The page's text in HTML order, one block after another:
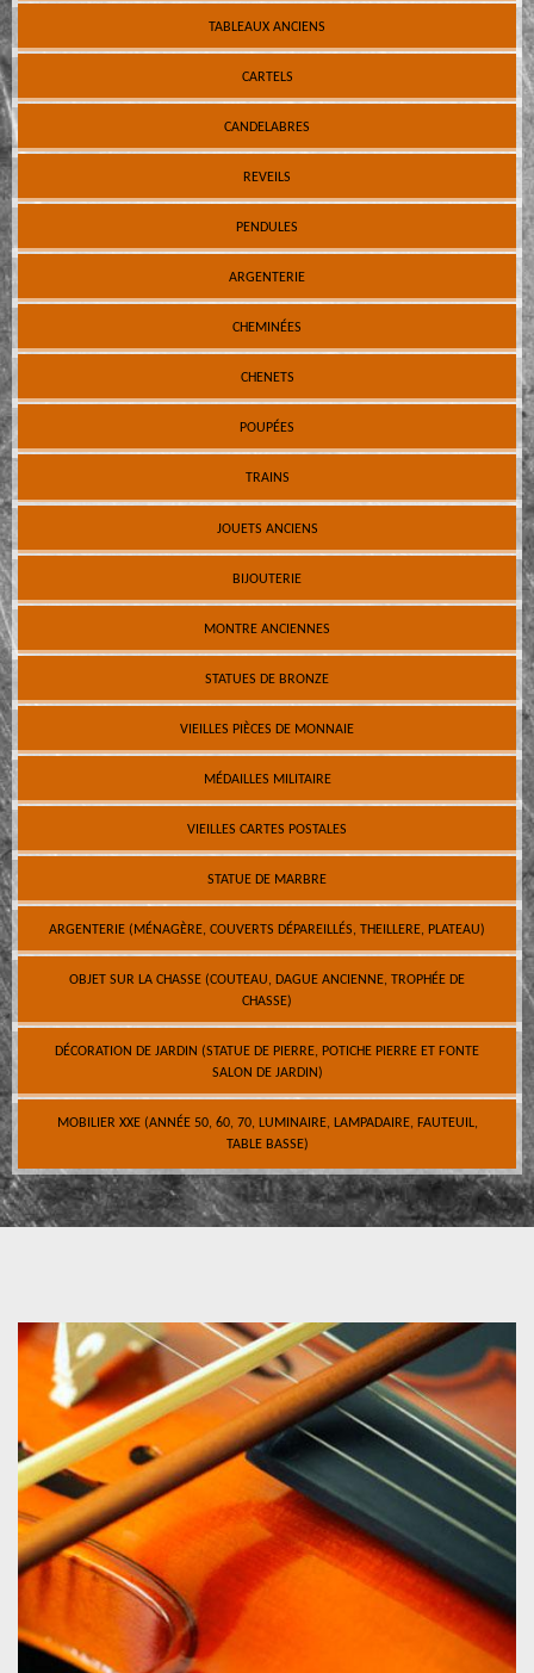
TABLEAUX ANCIENS
CARTELS
CANDELABRES
REVEILS
PENDULES
ARGENTERIE
CHEMINÉES
CHENETS
POUPÉES
TRAINS
JOUETS ANCIENS
BIJOUTERIE
MONTRE ANCIENNES
STATUES DE BRONZE
VIEILLES PIÈCES DE MONNAIE
MÉDAILLES MILITAIRE
VIEILLES CARTES POSTALES
STATUE DE MARBRE
ARGENTERIE (MÉNAGÈRE, COUVERTS DÉPAREILLÉS, THEILLERE, PLATEAU)
OBJET SUR LA CHASSE (COUTEAU, DAGUE ANCIENNE, TROPHÉE DE
CHASSE)
DÉCORATION DE JARDIN (STATUE DE PIERRE, POTICHE PIERRE ET FONTE
SALON DE JARDIN)
MOBILIER XXE (ANNÉE 50, 60, 70, LUMINAIRE, LAMPADAIRE, FAUTEUIL,
TABLE BASSE)